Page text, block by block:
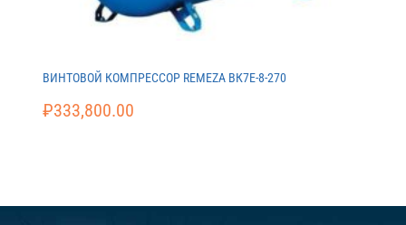
ВИНТОВОЙ КОМПРЕССОР REMEZA ВК7E-8-270
₽333,800.00